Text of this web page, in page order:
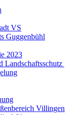
VS
Guggenbühl
2023
Landschaftsschutz
Villingen